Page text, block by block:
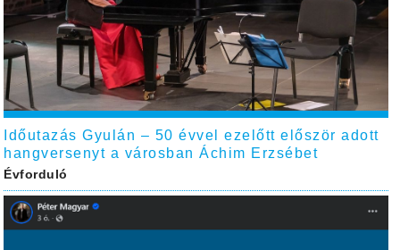
Időutazás Gyulán – 50 évvel ezelőtt először adott
hangversenyt a városban Áchim Erzsébet
Évforduló